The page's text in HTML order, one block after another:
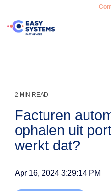
2 MIN READ
Facturen
ophalen uit
werkt dat?
Apr 16, 2024 3:29:14 PM